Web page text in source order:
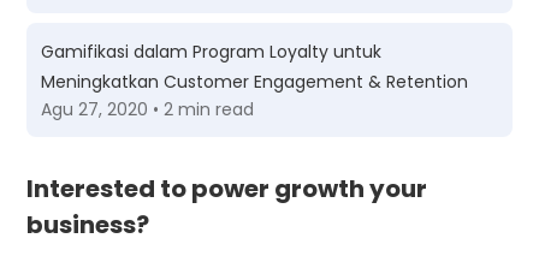
Gamifikasi dalam Program Loyalty untuk
Meningkatkan Customer Engagement & Retention
Agu 27, 2020 • 2 min read
Interested to power growth your
business?